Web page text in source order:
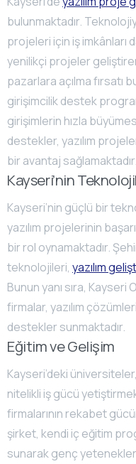
bulunmaktadır.
projeleri için iş imkânları
yenilikçi projeler
pazarlara açılma fırsatı
girişimcilik destek
girişimlerin hızla
destekler, yazılım
bir avantaj sağlamaktadır.
Kayseri’nin
Kayseri’nin güçlü bir
yazılım projelerinin
bir rol oynamaktadır.
teknolojileri, yazılım
Bunun yanı sıra,
firmalar, yazılım
destekler sunmaktadır.
Eğitim ve Gelişim
Kayseri’deki
nitelikli iş gücü
firmalarının rekabet
şirket, kendi iç eğitim
sunarak genç